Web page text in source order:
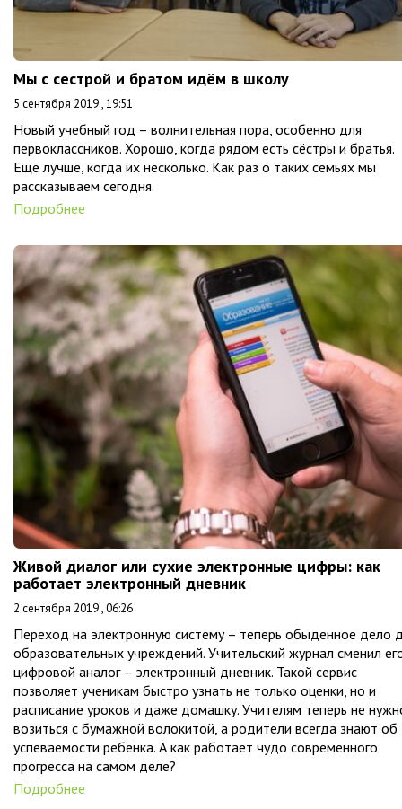
Мы с сестрой и братом идём в школу
5 сентября 2019 , 19:51
Новый учебный год – волнительная пора, особенно для
первоклассников. Хорошо, когда рядом есть сёстры и братья.
Ещё лучше, когда их несколько. Как раз о таких семьях мы
рассказываем сегодня.
Подробнее
Живой диалог или сухие электронные цифры: как
работает электронный дневник
2 сентября 2019 , 06:26
Переход на электронную систему – теперь обыденное дело
образовательных учреждений. Учительский журнал сменил
цифровой аналог – электронный дневник. Такой сервис
позволяет ученикам быстро узнать не только оценки, но и
расписание уроков и даже домашку. Учителям теперь не
возиться с бумажной волокитой, а родители всегда знают об
успеваемости ребёнка. А как работает чудо современного
прогресса на самом деле?
Подробнее